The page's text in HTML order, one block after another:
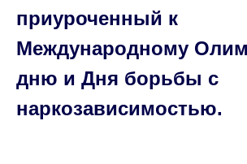
приуроченный к
Международному
дню и Дня борьбы с
наркозависимостью.